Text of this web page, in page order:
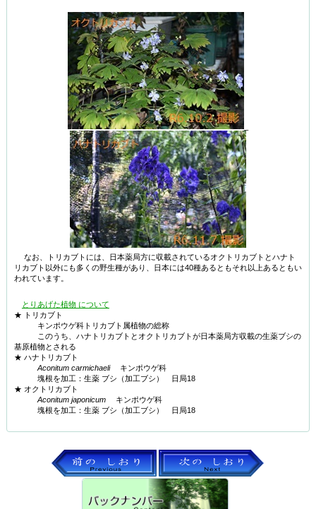
_
なお、トリカブトには、日本薬局方に収載されているオクトリカブトとハナト
リカブト以外にも多くの野生種があり、日本には40種あるともそれ以上あるともい
われています。
とりあげた植物 について
★ トリカブト
キンポウゲ科トリカブト属植物の総称
このうち、ハナトリカブトとオクトリカブトが日本薬局方収載の生薬ブシの
基原植物とされる
★ ハナトリカブト
Aconitum carmichaeliキンポウゲ科
塊根を加工：生薬 ブシ（加工ブシ） 日局18
★ オクトリカブト
Aconitum japonicumキンポウゲ科
塊根を加工：生薬 ブシ（加工ブシ） 日局18